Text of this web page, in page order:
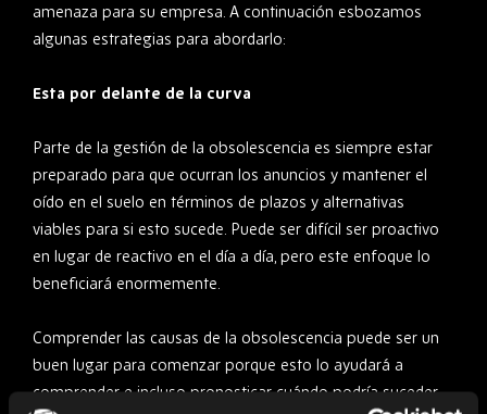
amenaza para su empresa. A continuación esbozamos
algunas estrategias para abordarlo:
Esta por delante de la curva
Parte de la gestión de la obsolescencia es siempre estar
preparado para que ocurran los anuncios y mantener el
oído en el suelo en términos de plazos y alternativas
viables para si esto sucede. Puede ser difícil ser proactivo
en lugar de reactivo en el día a día, pero este enfoque lo
beneficiará enormemente.
Comprender las causas de la obsolescencia puede ser un
buen lugar para comenzar porque esto lo ayudará a
comprender e incluso pronosticar cuándo podría suceder.